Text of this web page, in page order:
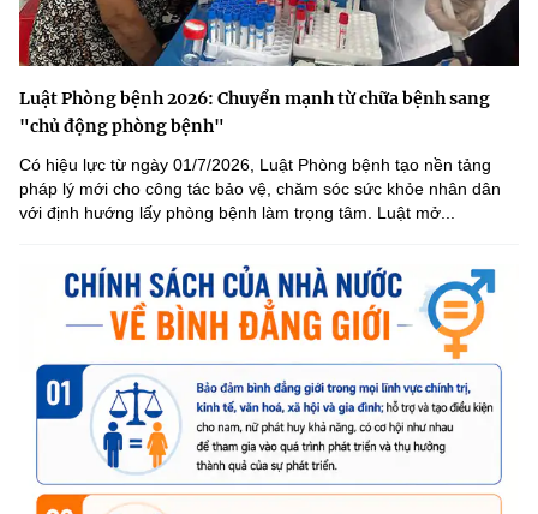
Luật Phòng bệnh 2026: Chuyển mạnh từ chữa bệnh sang
"chủ động phòng bệnh"
Có hiệu lực từ ngày 01/7/2026, Luật Phòng bệnh tạo nền tảng
pháp lý mới cho công tác bảo vệ, chăm sóc sức khỏe nhân dân
với định hướng lấy phòng bệnh làm trọng tâm. Luật mở...